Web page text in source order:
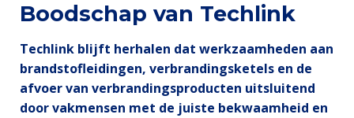
​Boodschap van Techlink
Techlink blijft herhalen dat werkzaamheden aan
brandstofleidingen, verbrandingsketels en de
afvoer van verbrandingsproducten uitsluitend
door vakmensen met de juiste bekwaamheid en